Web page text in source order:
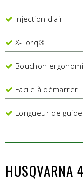
Injection d'air
X-Torq®
Bouchon
Facile à démarrer
Longueur de
HUSQVARNA